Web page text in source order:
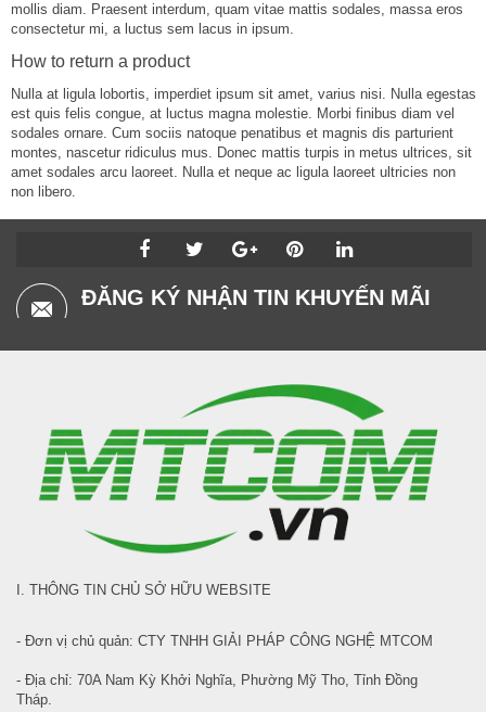
mollis diam. Praesent interdum, quam vitae mattis sodales, massa eros
consectetur mi, a luctus sem lacus in ipsum.
How to return a product
Nulla at ligula lobortis, imperdiet ipsum sit amet, varius nisi. Nulla egestas
est quis felis congue, at luctus magna molestie. Morbi finibus diam vel
sodales ornare. Cum sociis natoque penatibus et magnis dis parturient
montes, nascetur ridiculus mus. Donec mattis turpis in metus ultrices, sit
amet sodales arcu laoreet. Nulla et neque ac ligula laoreet ultricies non
non libero.
ĐĂNG KÝ NHẬN TIN KHUYẾN MÃI
I. THÔNG TIN CHỦ SỞ HỮU WEBSITE
- Đơn vị chủ quản: CTY TNHH GIẢI PHÁP CÔNG NGHỆ MTCOM
- Địa chỉ: 70A Nam Kỳ Khởi Nghĩa, Phường Mỹ Tho, Tỉnh Đồng
Tháp.